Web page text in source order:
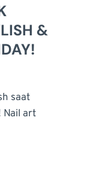
&
saat
Nail art